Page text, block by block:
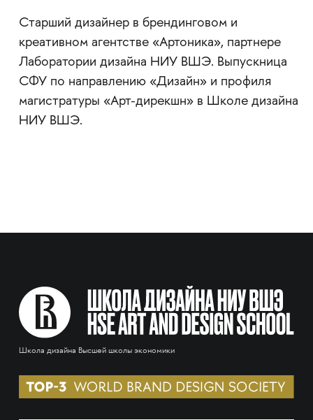
Старший дизайнер в брендинговом и
креативном агентстве «Артоника», партнере
Лаборатории дизайна НИУ ВШЭ. Выпускница
СФУ по направлению «Дизайн» и профиля
магистратуры «Арт-дирекшн» в Школе дизайна
НИУ ВШЭ.
Школа дизайна Высшей школы экономики